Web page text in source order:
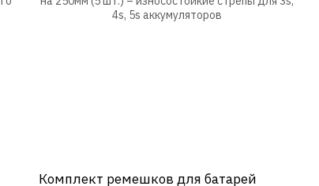
Комплект ремешков для батарей